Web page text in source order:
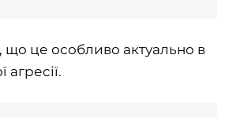
що це особливо актуально в
агресії.